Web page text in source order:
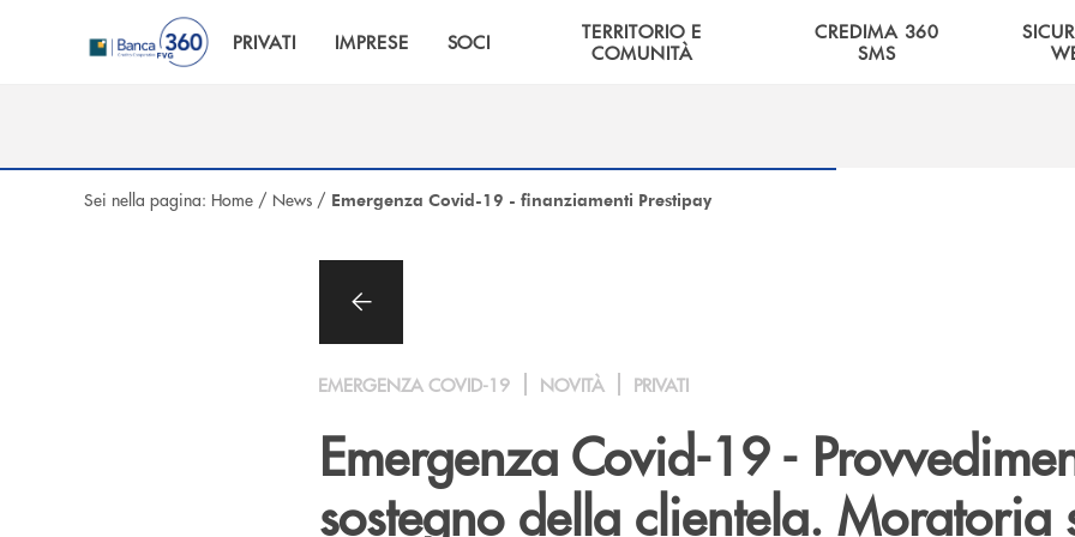
Salta al contenuto principale
PRIVATI IMPRESE SOCI
TERRITORIO E
COMUNITÀ
CREDIMA 360
SMS
Sei nella pagina: Home / News / Emergenza Covid-19 - finanziamenti Prestipay
EMERGENZA COVID-19 NOVITÀ PRIVATI
Emergenza Covid-19 -
sostegno della clientela. Moratoria